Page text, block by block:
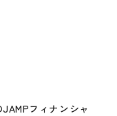
フィナンシャ